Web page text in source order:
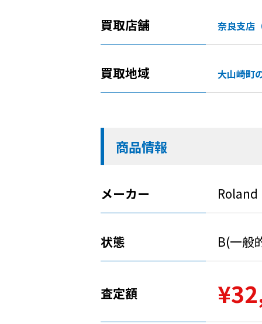
買取店舗 奈良支店
買取地域 大山崎町
商品情報
メーカー Roland
状態 B(一般
査定額